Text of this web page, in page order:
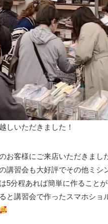
しいただきました！
お客様にご来店いただきまし
講習会も大好評でその他ミ
5分程あれば簡単に作ること
と講習会で作ったスマホシ